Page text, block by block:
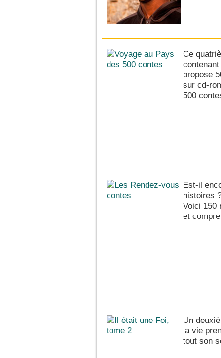
Ce
propose
sur cd-
500
Est-il
histoires ?
Voici 150
et
Un
la vie
tout son